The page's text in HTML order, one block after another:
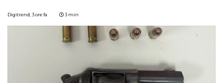
Digitrend, 3 ore fa 3 min